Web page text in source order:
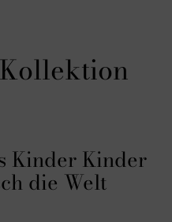
Kinder Kinder
die Welt